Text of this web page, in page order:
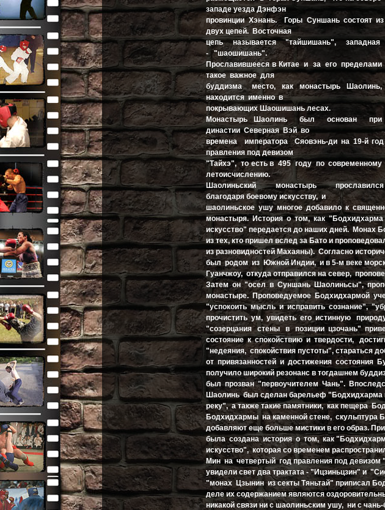
западе уезда Дэнфэн
провинции Хэнань. Горы Суншань состоят из
двух цепей. Восточная
цепь называется "тайшишань", западная
- "шаошишань".
Прославившееся в Китае и за его пределами
такое важное для
буддизма место, как монастырь Шаолинь,
находится именно в
покрывающих Шаошишань лесах.
Монастырь Шаолинь был основан при
династии Северная Вэй во
времена императора Сяовэнь-ди на 19-й год
правления под девизом
"Тайхэ", то есть в 495 году по современному
летоисчислению.
Шаолиньский монастырь прославился
благодаря боевому искусству, и
шаолиньское ушу многое добавило к
монастыря. История о том, как "Бодхидхарма
искусство" передается до наших дней. Монах
из тех, кто пришел вслед за Бато и
из разновидностей Махаяны). Согласно
был родом из Южной Индии, и в 5-м веке
Гуанчжоу, откуда отправился на север,
Затем он "осел в Суншань Шаолиньсы",
монастыре. Проповедуемое Бодхидхармой
"успокоить мысль и исправить сознание",
прочистить ум, увидеть его истинную
"созерцания стены в позиции цзочань"
состояние к спокойствию и твердости,
"недеяния, спокойствия пустоты", стараться
от привязанностей и достижения состояния
получило широкий резонанс в тогдашнем
был прозван "первоучителем Чань".
Шаолинь был сделан барельеф "Бодхидхарма
реку", а также такие памятники, как пещера
Бодхидхармы на каменной стене, скульптура
добавляют еще больше мистики в его образ.
была создана история о том, как
искусство", которая со временем
Мин на четвертый год правления под девизом
увидели свет два трактата - "Ицзиньцзин" и
"монах Цзынин из секты Тяньтай" приписал
деле их содержанием являются
никакой связи ни с шаолиньским ушу, ни с